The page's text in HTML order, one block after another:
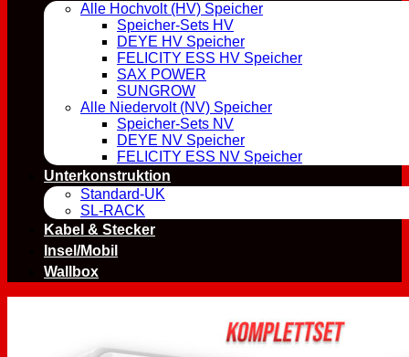
Alle Hochvolt (HV) Speicher
Speicher-Sets HV
DEYE HV Speicher
FELICITY ESS HV Speicher
SAX POWER
SUNGROW
Alle Niedervolt (NV) Speicher
Speicher-Sets NV
DEYE NV Speicher
FELICITY ESS NV Speicher
Unterkonstruktion
Standard-UK
SL-RACK
Kabel & Stecker
Insel/Mobil
Wallbox